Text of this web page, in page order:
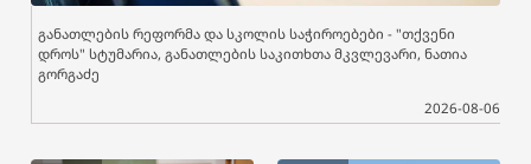
განათლების რეფორმა და სკოლის საჭიროებები - "თქვენი
დროს" სტუმარია, განათლების საკითხთა მკვლევარი, ნათია
გორგაძე
2026-08-06